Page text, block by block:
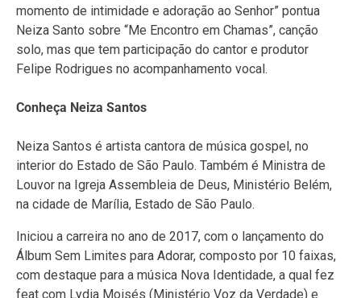
momento de intimidade e adoração ao Senhor” pontua
Neiza Santo sobre “Me Encontro em Chamas”, canção
solo, mas que tem participação do cantor e produtor
Felipe Rodrigues no acompanhamento vocal.
Conheça Neiza Santos
Neiza Santos é artista cantora de música gospel, no
interior do Estado de São Paulo. Também é Ministra de
Louvor na Igreja Assembleia de Deus, Ministério Belém,
na cidade de Marília, Estado de São Paulo.
Iniciou a carreira no ano de 2017, com o lançamento do
Álbum Sem Limites para Adorar, composto por 10 faixas,
com destaque para a música Nova Identidade, a qual fez
feat com Lydia Moisés (Ministério Voz da Verdade) e